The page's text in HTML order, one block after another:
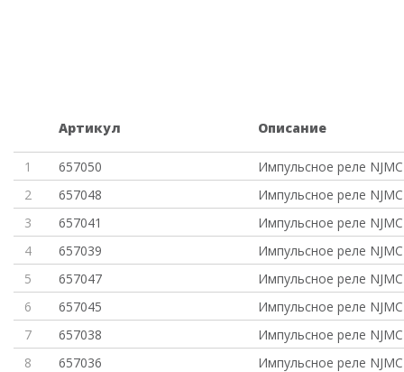
Артикул Описание
1 657050
Импульсное реле
2
657048
Импульсное реле
3
657041
Импульсное реле
4
657039
Импульсное реле
5
657047
Импульсное реле
6
657045
Импульсное реле
7
657038
Импульсное реле
8
657036
Импульсное реле